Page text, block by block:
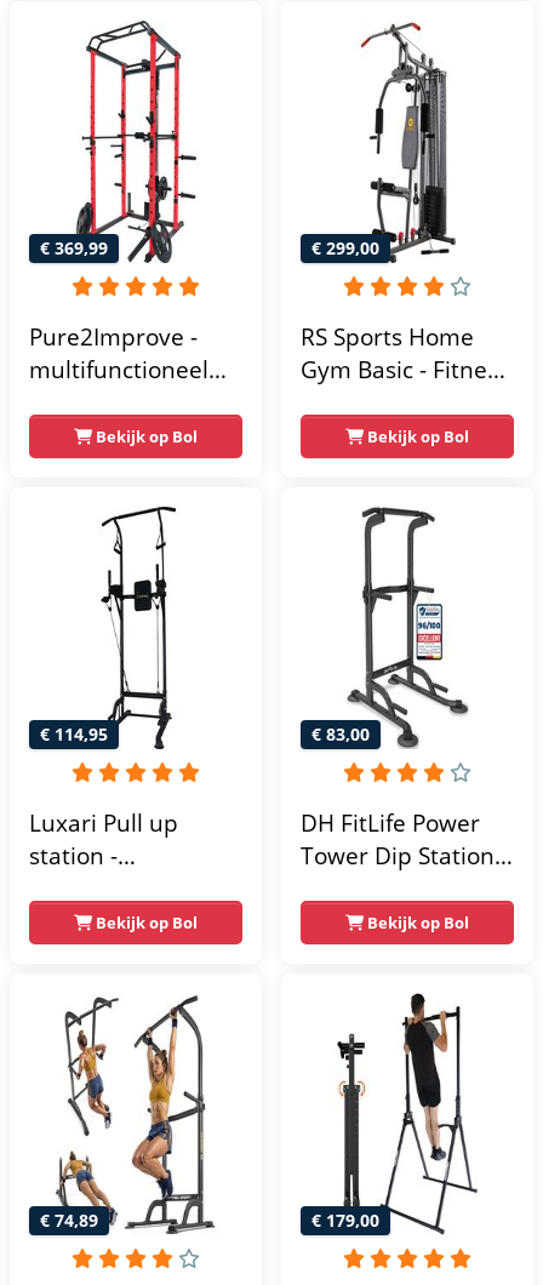
krachtstation voor
thuis - Compact en
multifunctioneel -
Incl. gratis fitness
€ 369,99
Pure2Improve -
multifunctioneel
krachtstation -
home gym -
215x111x142
Bekijk op Bol
€ 299,00
RS Sports Home
Gym Basic - Fitness
Bekijk op Bol
€ 114,95
Luxari Pull up
station -
- Dip Station - Pull
Up Bar -
Krachtstation -
Power Rack -
Verstelbaar -
Krachttraining
Bekijk op Bol
€ 83,00
DH FitLife Power
Tower Dip Station |
vrijstaand | dip
barren rugtrainer |
krachtstation
krachttoren |
fitnessstation |
power rack voor
thuis gym |
krachttraining voor
thuis
Bekijk op Bol
€ 74,89 € 179,00